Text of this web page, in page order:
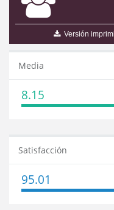
Versión
Media
8.15
Satisfacción
95.01